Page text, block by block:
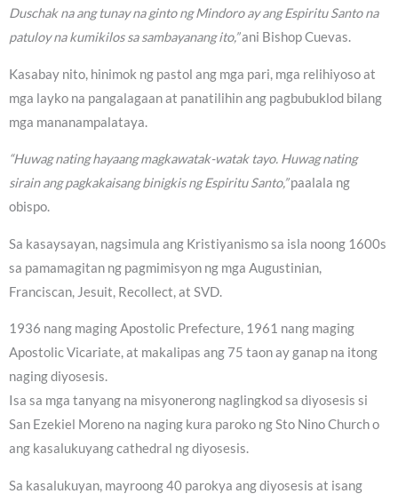
Duschak na ang tunay na ginto ng Mindoro ay ang Espiritu Santo na
patuloy na kumikilos sa sambayanang ito,”ani Bishop Cuevas.
Kasabay nito, hinimok ng pastol ang mga pari, mga relihiyoso at
mga layko na pangalagaan at panatilihin ang pagbubuklod bilang
mga mananampalataya.
“Huwag nating hayaang magkawatak-watak tayo. Huwag nating
sirain ang pagkakaisang binigkis ng Espiritu Santo,”paalala ng
obispo.
Sa kasaysayan, nagsimula ang Kristiyanismo sa isla noong 1600s
sa pamamagitan ng pagmimisyon ng mga Augustinian,
Franciscan, Jesuit, Recollect, at SVD.
1936 nang maging Apostolic Prefecture, 1961 nang maging
Apostolic Vicariate, at makalipas ang 75 taon ay ganap na itong
naging diyosesis.
Isa sa mga tanyang na misyonerong naglingkod sa diyosesis si
San Ezekiel Moreno na naging kura paroko ng Sto Nino Church o
ang kasalukuyang cathedral ng diyosesis.
Sa kasalukuyan, mayroong 40 parokya ang diyosesis at isang